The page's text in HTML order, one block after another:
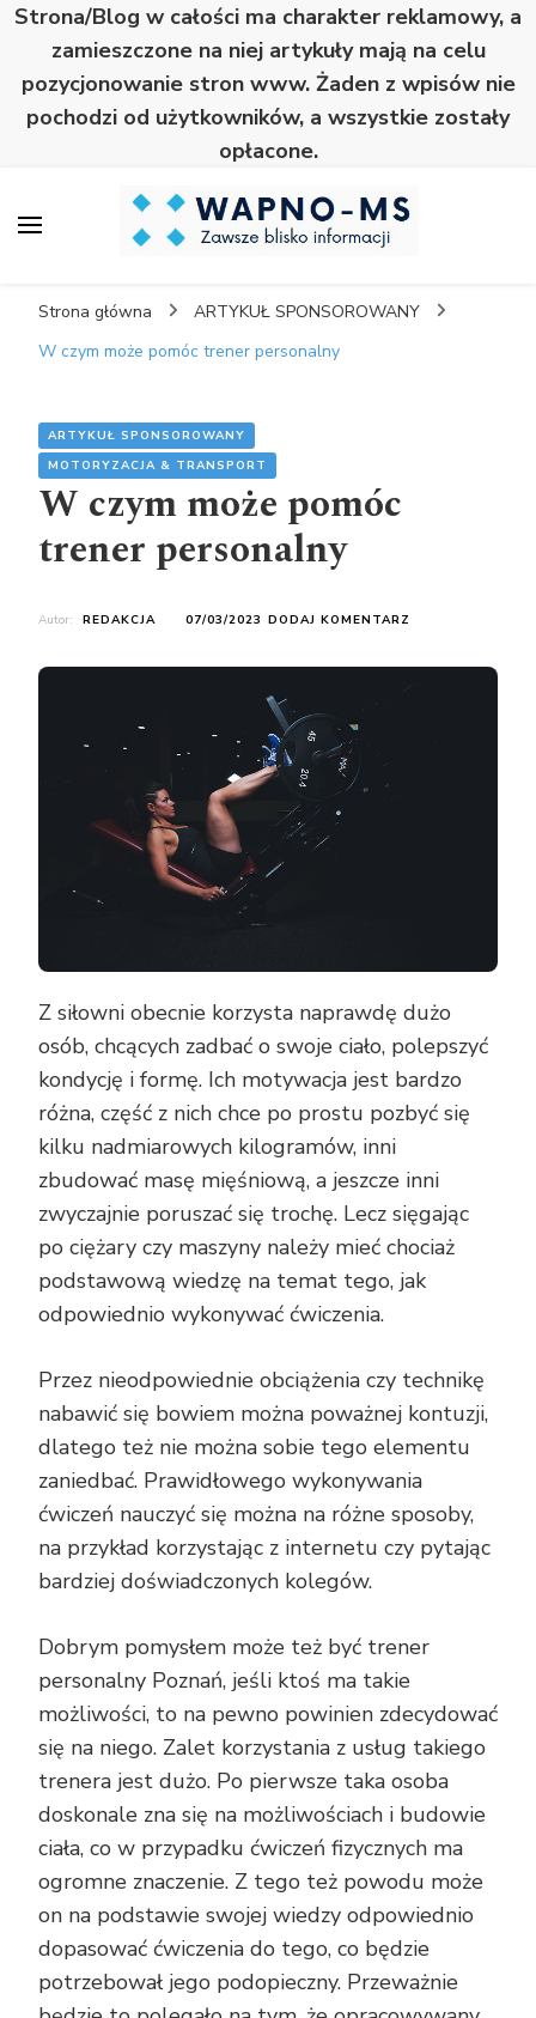
Strona/Blog w całości ma charakter reklamowy, a
zamieszczone na niej artykuły mają na celu
pozycjonowanie stron www. Żaden z wpisów nie
pochodzi od użytkowników, a wszystkie zostały
opłacone.
Strona główna
ARTYKUŁ SPONSOROWANY
W czym może pomóc trener personalny
ARTYKUŁ SPONSOROWANY
MOTORYZACJA & TRANSPORT
W czym może pomóc
trener personalny
Autor: REDAKCJA 07/03/2023 DODAJ KOMENTARZ
Z siłowni obecnie korzysta naprawdę dużo
osób, chcących zadbać o swoje ciało, polepszyć
kondycję i formę. Ich motywacja jest bardzo
różna, część z nich chce po prostu pozbyć się
kilku nadmiarowych kilogramów, inni
zbudować masę mięśniową, a jeszcze inni
zwyczajnie poruszać się trochę. Lecz sięgając
po ciężary czy maszyny należy mieć chociaż
podstawową wiedzę na temat tego, jak
odpowiednio wykonywać ćwiczenia.
Przez nieodpowiednie obciążenia czy technikę
nabawić się bowiem można poważnej kontuzji,
dlatego też nie można sobie tego elementu
zaniedbać. Prawidłowego wykonywania
ćwiczeń nauczyć się można na różne sposoby,
na przykład korzystając z internetu czy pytając
bardziej doświadczonych kolegów.
Dobrym pomysłem może też być trener
personalny Poznań, jeśli ktoś ma takie
możliwości, to na pewno powinien zdecydować
się na niego. Zalet korzystania z usług takiego
trenera jest dużo. Po pierwsze taka osoba
doskonale zna się na możliwościach i budowie
ciała, co w przypadku ćwiczeń fizycznych ma
ogromne znaczenie. Z tego też powodu może
on na podstawie swojej wiedzy odpowiednio
dopasować ćwiczenia do tego, co będzie
potrzebował jego podopieczny. Przeważnie